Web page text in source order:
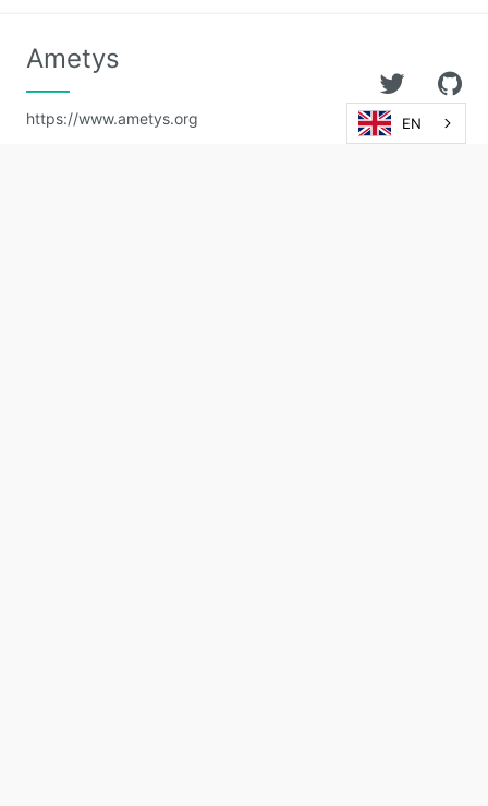
Ametys
https://www.ametys.org EN